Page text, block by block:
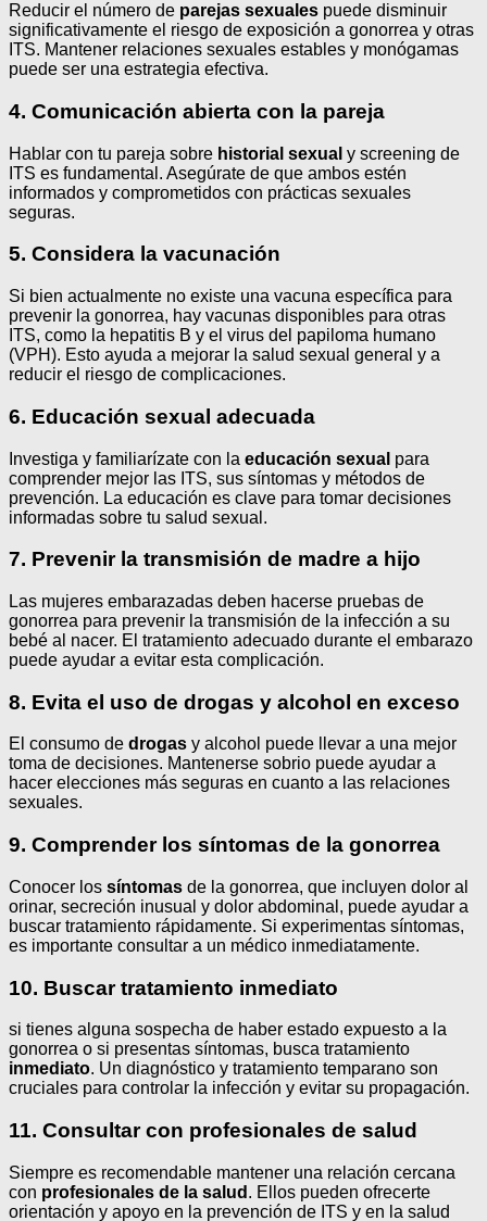
Reducir el número de parejas sexuales puede disminuir
significativamente el riesgo de exposición a gonorrea y otras
ITS. Mantener relaciones sexuales estables y monógamas
puede ser una estrategia efectiva.
4. Comunicación abierta con la pareja
Hablar con tu pareja sobre historial sexual y screening de
ITS es fundamental. Asegúrate de que ambos estén
informados y comprometidos con prácticas sexuales
seguras.
5. Considera la vacunación
Si bien actualmente no existe una vacuna específica para
prevenir la gonorrea, hay vacunas disponibles para otras
ITS, como la hepatitis B y el virus del papiloma humano
(VPH). Esto ayuda a mejorar la salud sexual general y a
reducir el riesgo de complicaciones.
6. Educación sexual adecuada
Investiga y familiarízate con la educación sexual para
comprender mejor las ITS, sus síntomas y métodos de
prevención. La educación es clave para tomar decisiones
informadas sobre tu salud sexual.
7. Prevenir la transmisión de madre a hijo
Las mujeres embarazadas deben hacerse pruebas de
gonorrea para prevenir la transmisión de la infección a su
bebé al nacer. El tratamiento adecuado durante el embarazo
puede ayudar a evitar esta complicación.
8. Evita el uso de drogas y alcohol en exceso
El consumo de drogas y alcohol puede llevar a una mejor
toma de decisiones. Mantenerse sobrio puede ayudar a
hacer elecciones más seguras en cuanto a las relaciones
sexuales.
9. Comprender los síntomas de la gonorrea
Conocer los síntomas de la gonorrea, que incluyen dolor al
orinar, secreción inusual y dolor abdominal, puede ayudar a
buscar tratamiento rápidamente. Si experimentas síntomas,
es importante consultar a un médico inmediatamente.
10. Buscar tratamiento inmediato
si tienes alguna sospecha de haber estado expuesto a la
gonorrea o si presentas síntomas, busca tratamiento
inmediato. Un diagnóstico y tratamiento temparano son
cruciales para controlar la infección y evitar su propagación.
11. Consultar con profesionales de salud
Siempre es recomendable mantener una relación cercana
con profesionales de la salud . Ellos pueden ofrecerte
orientación y apoyo en la prevención de ITS y en la salud